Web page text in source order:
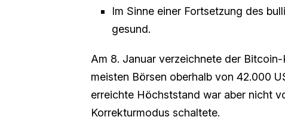
Im Sinne einer Fortsetzung des
gesund.
Am 8. Januar verzeichnete der
meisten Börsen oberhalb von 42.000
erreichte Höchststand war aber nicht
Korrekturmodus schaltete.